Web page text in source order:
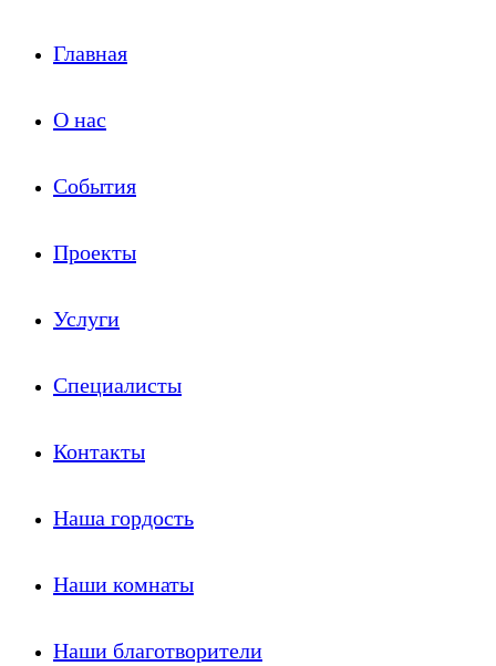
Главная
О нас
События
Проекты
Услуги
Специалисты
Контакты
Наша гордость
Наши комнаты
Наши благотворители